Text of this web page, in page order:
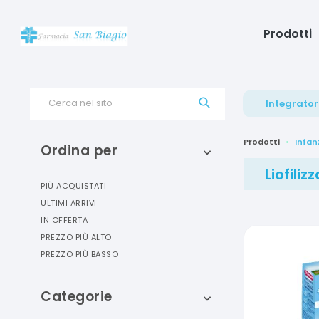
Prodotti
Cerca nel sito
Ordina per
PIÙ ACQUISTATI
ULTIMI ARRIVI
IN OFFERTA
PREZZO PIÙ ALTO
PREZZO PIÙ BASSO
Categorie
Prodotti